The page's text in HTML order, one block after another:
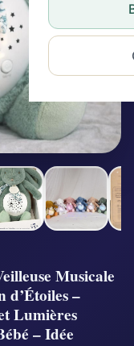
Musicale
d’Étoiles –
Lumières
– Idée